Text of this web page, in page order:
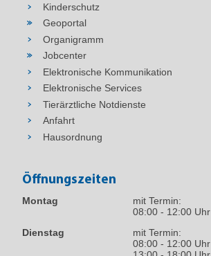
Kinderschutz
Geoportal
Organigramm
Jobcenter
Elektronische Kommunikation
Elektronische Services
Tierärztliche Notdienste
Anfahrt
Hausordnung
Öffnungszeiten
Montag
mit Termin:
08:00 - 12:00 Uhr
Dienstag
mit Termin:
08:00 - 12:00 Uhr